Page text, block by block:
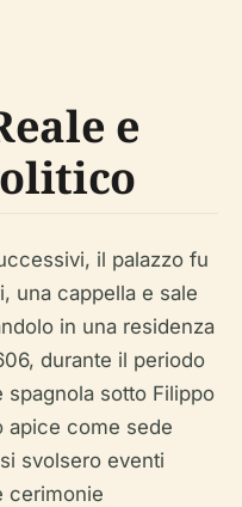
e
il palazzo fu
una cappella e sale
in una residenza
durante il periodo
spagnola sotto Filippo
apice come sede
svolsero eventi
cerimonie